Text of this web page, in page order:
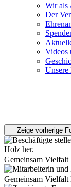
Wir als
Der
Videos
Unsere
Zeige vorherige
Gemeinsam Vielfalt
Gemeinsam Vielfalt